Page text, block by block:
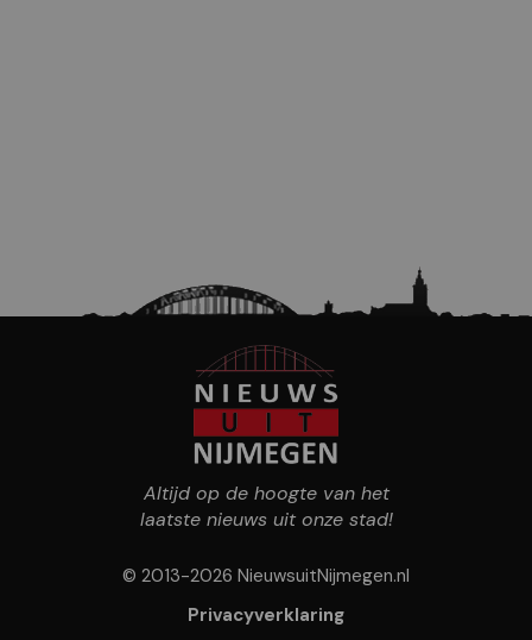
Altijd op de hoogte van het
laatste nieuws uit onze stad!
© 2013-2026 NieuwsuitNijmegen.nl
Privacyverklaring